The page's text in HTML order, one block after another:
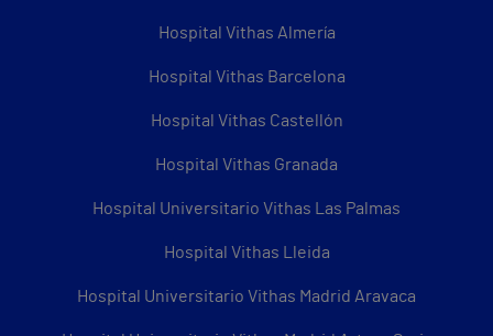
Hospital Vithas Almería
Hospital Vithas Barcelona
Hospital Vithas Castellón
Hospital Vithas Granada
Hospital Universitario Vithas Las Palmas
Hospital Vithas Lleida
Hospital Universitario Vithas Madrid Aravaca